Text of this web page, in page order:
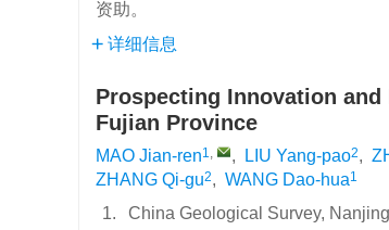
资助。
详细信息
Prospecting Innovation
Fujian Province
MAO Jian-ren1, , LIU Yang-pao2,
ZHANG Qi-gu2, WANG Dao-hua1
1.
China Geological Survey,